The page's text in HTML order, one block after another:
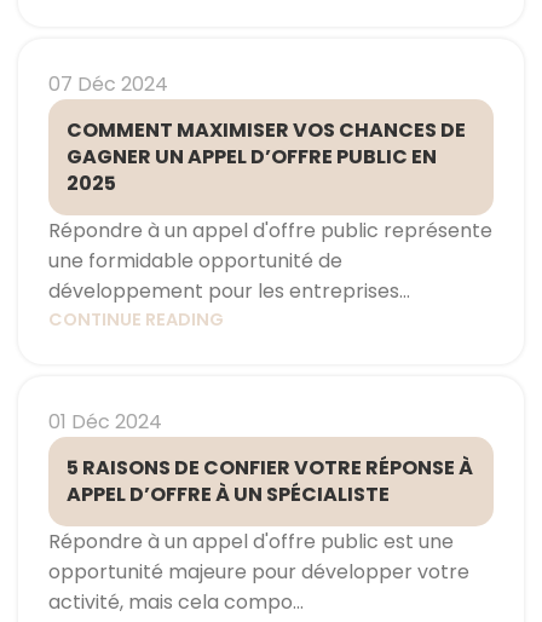
07 Déc 2024
COMMENT MAXIMISER VOS CHANCES DE
GAGNER UN APPEL D’OFFRE PUBLIC EN
2025
Répondre à un appel d'offre public représente
une formidable opportunité de
développement pour les entreprises...
CONTINUE READING
01 Déc 2024
5 RAISONS DE CONFIER VOTRE RÉPONSE À
APPEL D’OFFRE À UN SPÉCIALISTE
Répondre à un appel d'offre public est une
opportunité majeure pour développer votre
activité, mais cela compo...